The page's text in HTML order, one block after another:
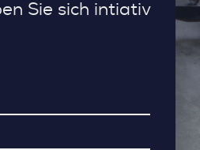
Sie sich intiativ